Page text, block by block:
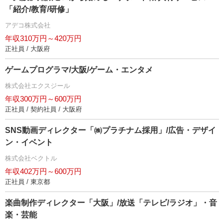
「紹介/教育/研修」
アデコ株式会社
年収310万円～420万円
正社員 / 大阪府
ゲームプログラマ/大阪/ゲーム・エンタメ
株式会社エクスジール
年収300万円～600万円
正社員 / 契約社員 / 大阪府
SNS動画ディレクター「㈱プラチナム採用」/広告・デザイ
ン・イベント
株式会社ベクトル
年収402万円～600万円
正社員 / 東京都
楽曲制作ディレクター「大阪」/放送「テレビ/ラジオ」・音
楽・芸能